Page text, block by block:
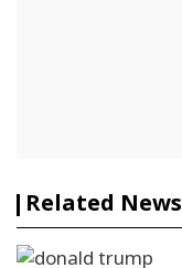
Related News